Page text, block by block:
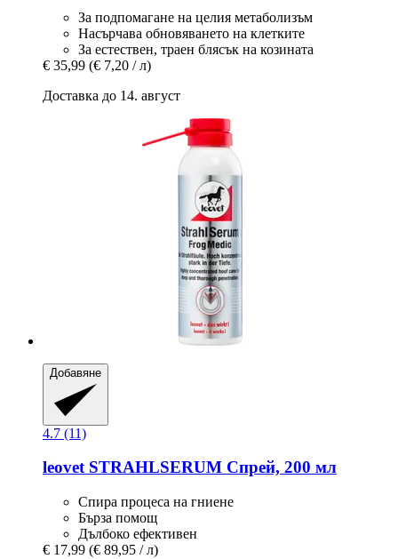
За подпомагане на целия метаболизъм
Насърчава обновяването на клетките
За естествен, траен блясък на козината
€ 35,99 (€ 7,20 / л)
Доставка до 14. август
Добавяне
4.7 (11)
leovetSTRAHLSERUM Спрей, 200 мл
Спира процеса на гниене
Бърза помощ
Дълбоко ефективен
€ 17,99 (€ 89,95 / л)